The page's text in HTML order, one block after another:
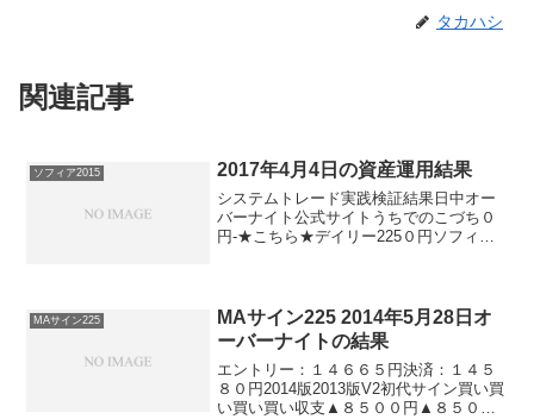
タカハシ
関連記事
ソフィア2015 2017年4月4日の資産運用結果
システムトレード実践検証結果日中オー
バーナイト公式サイトうちでのこづち０
円-★こちら★デイリー225０円ソフィア
１２０...
MAサイン225
MAサイン225 2014年5月28日オ
ーバーナイトの結果
エントリー：１４６６５円決済：１４５
８０円2014版2013版V2初代サイン買い買
い買い買い収支▲８５００円▲８５００